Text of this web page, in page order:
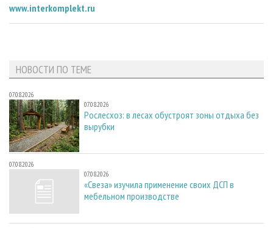
www.interkomplekt.ru
НОВОСТИ ПО ТЕМЕ
07.08.2026
07.08.2026
Рослесхоз: в лесах обустроят зоны отдыха без
вырубки
07.08.2026
07.08.2026
«Свеза» изучила применение своих ДСП в
мебельном производстве